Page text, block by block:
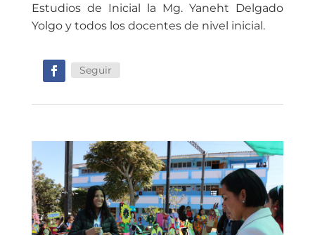
Estudios de Inicial la Mg. Yaneht Delgado
Yolgo y todos los docentes de nivel inicial.
Seguir